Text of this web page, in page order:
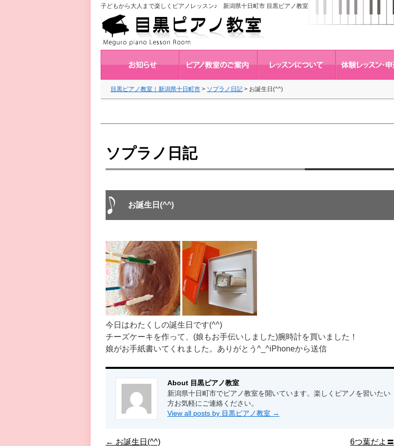
子どもから大人まで楽しくピアノレッスン♪ 新潟県十日町市 目黒ピアノ教室
目黒ピアノ教室｜新潟県十日町市 > ソプラノ日記 > お誕生日(^^)
ソプラノ日記
お誕生日(^^)
今日はわたくしの誕生日です(^^)
チーズケーキを作って、(娘もお手伝いしました)腕時計を買いました！
娘がお手紙書いてくれました。ありがとう^_^iPhoneから送信
About 目黒ピアノ教室
新潟県十日町市でピアノ教室を開いています。楽しくピアノを習いたい
方お気軽にご連絡ください。
View all posts by 目黒ピアノ教室 →
← お誕生日(^^) 6つ葉だよ〓